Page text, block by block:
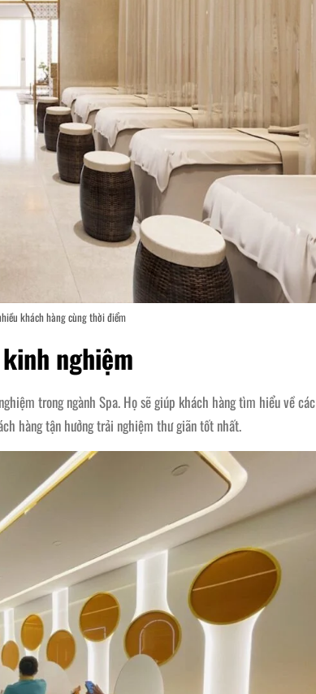
khách hàng cùng thời điểm
nghiệm
trong ngành Spa. Họ sẽ giúp khách hàng tìm hiểu về các
hàng tận hưởng trải nghiệm thư giãn tốt nhất.